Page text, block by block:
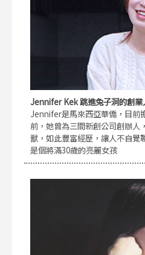
Jennifer Kek 跳進兔子洞的創業
Jennifer是馬來西亞華僑，目前
前，她曾為三間新創公司創辦人
獸，如此豐富經歷，讓人不自覺
是個將滿30歲的亮麗女孩